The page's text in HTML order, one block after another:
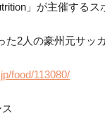
」が主催する
た2人の豪州元サッ
food/113080/